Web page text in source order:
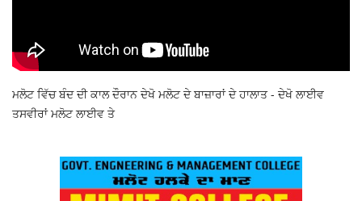
ਮਲੋਟ ਵਿੱਚ ਬੰਦ ਦੀ ਕਾਲ ਦੌਰਾਨ ਦੇਖੋ ਮਲੋਟ ਦੇ ਬਾਜ਼ਾਰਾਂ ਦੇ ਹਾਲਾਤ - ਦੇਖੋ ਲਾਈਵ
ਤਸਵੀਰਾਂ ਮਲੋਟ ਲਾਈਵ ਤੇ